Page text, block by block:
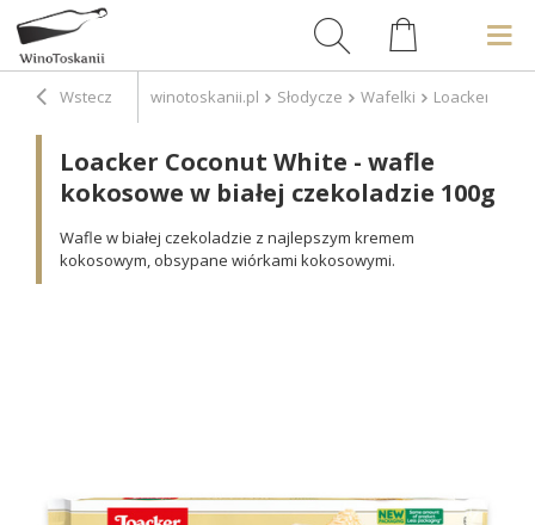
Wstecz winotoskanii.pl Słodycze Wafelki Loacker
Loacker Coconut White - wafle
kokosowe w białej czekoladzie 100g
Wafle w białej czekoladzie z najlepszym kremem
kokosowym, obsypane wiórkami kokosowymi.